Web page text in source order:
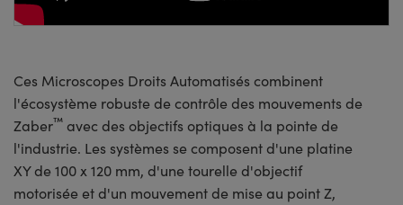
Pleaseaccept marketing-cookiesto
Ces Microscopes Droits Automatisés combinent
l'écosystème robuste de contrôle des mouvements de
Zaber™ avec des objectifs optiques à la pointe de
l'industrie. Les systèmes se composent d'une platine
XY de 100 x 120 mm, d'une tourelle d'objectif
motorisée et d'un mouvement de mise au point Z,